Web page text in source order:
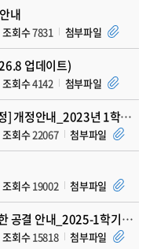
내
조회수7831 첨부파일
업데이트)
조회수4142 첨부파일
[컴퓨터공학부 학업우수장학생 선발규정] 개정안내_2023년 1학기 이후
조회수22067 첨부파일
조회수19002 첨부파일
8학기 이상 이수중인 자 중 취업자에 대한 공결 안내_2025-1학기부터 온라인 신청
조회수15818 첨부파일